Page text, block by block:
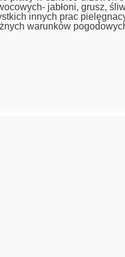
jabłoni, grusz,
innych prac
warunków